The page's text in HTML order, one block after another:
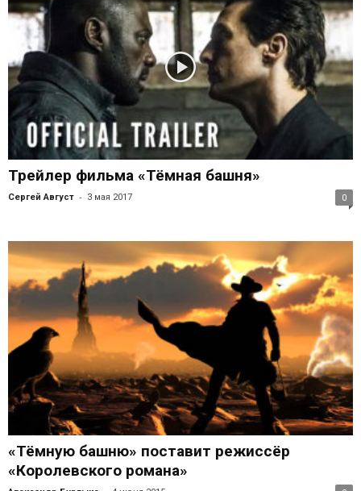
Трейлер фильма «Тёмная башня»
Сергей Август - 3 мая 2017 0
«Тёмную башню» поставит режиссёр
«Королевского романа»